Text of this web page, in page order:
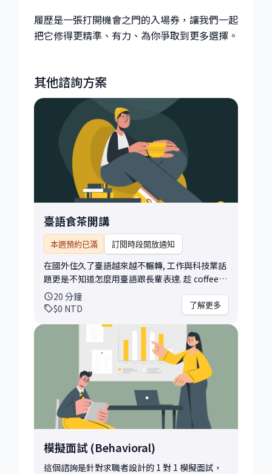
履歷是一張打開機會之門的入場券，讓我們一起
把它修得更精準、有力、為你爭取到更多選擇。
其他諮詢方案
臺語食茶開講
本週預約已滿 訂閱時段開放通知
在國外住久了臺語越來越不輾轉, 工作與科技業話
題更是不知道怎麼用臺語跟長輩表達. 趁 coffee
chat 的機會 做伙來練臺語
20 分鐘
$0 NTD 了解更多
模擬面試 (Behavioral)
這個諮詢是針對求職者設計的 1 對 1 模擬面試，